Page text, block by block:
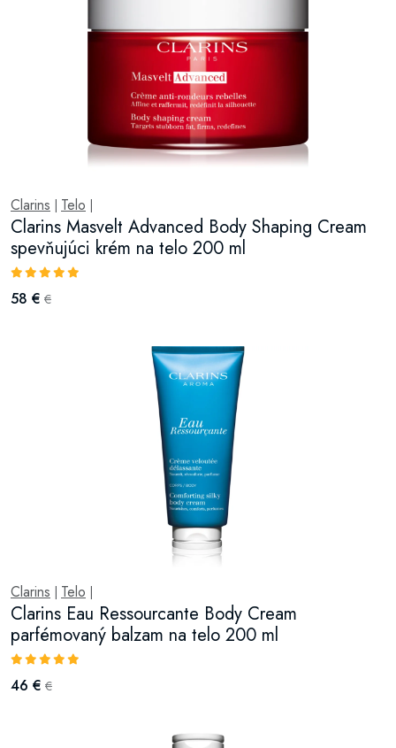
Clarins Telo
Clarins Masvelt Advanced Body Shaping Cream
spevňujúci krém na telo 200 ml
58 € €
Clarins Telo
Clarins Eau Ressourcante Body Cream
parfémovaný balzam na telo 200 ml
46 € €